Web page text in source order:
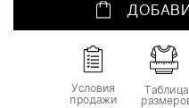
Условия
продажи
Таблица